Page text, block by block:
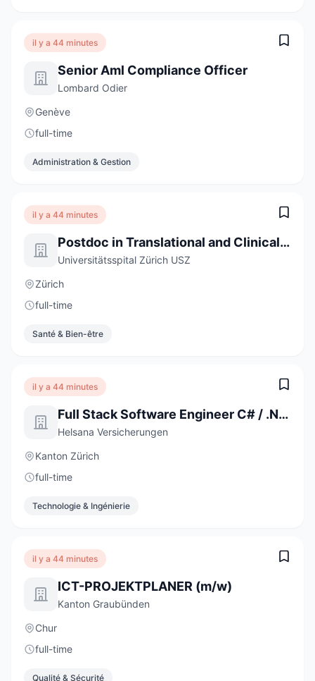
il y a 44 minutes
Senior Aml Compliance Officer
Lombard Odier
Genève
full-time
Administration & Gestion
il y a 44 minutes
Postdoc in Translational and Clinical Sarcoidosis Research 80-100%
Universitätsspital Zürich USZ
Zürich
full-time
Santé & Bien-être
il y a 44 minutes
Full Stack Software Engineer C# / .NET / React (a) 80-100%
Helsana Versicherungen
Kanton Zürich
full-time
Technologie & Ingénierie
il y a 44 minutes
ICT-PROJEKTPLANER (m/w)
Kanton Graubünden
Chur
full-time
Qualité & Sécurité